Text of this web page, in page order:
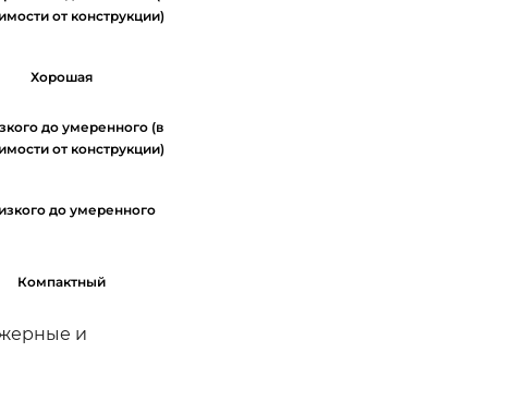
от конструкции)
Хорошая
до умеренного (в
от конструкции)
до умеренного
Компактный
и